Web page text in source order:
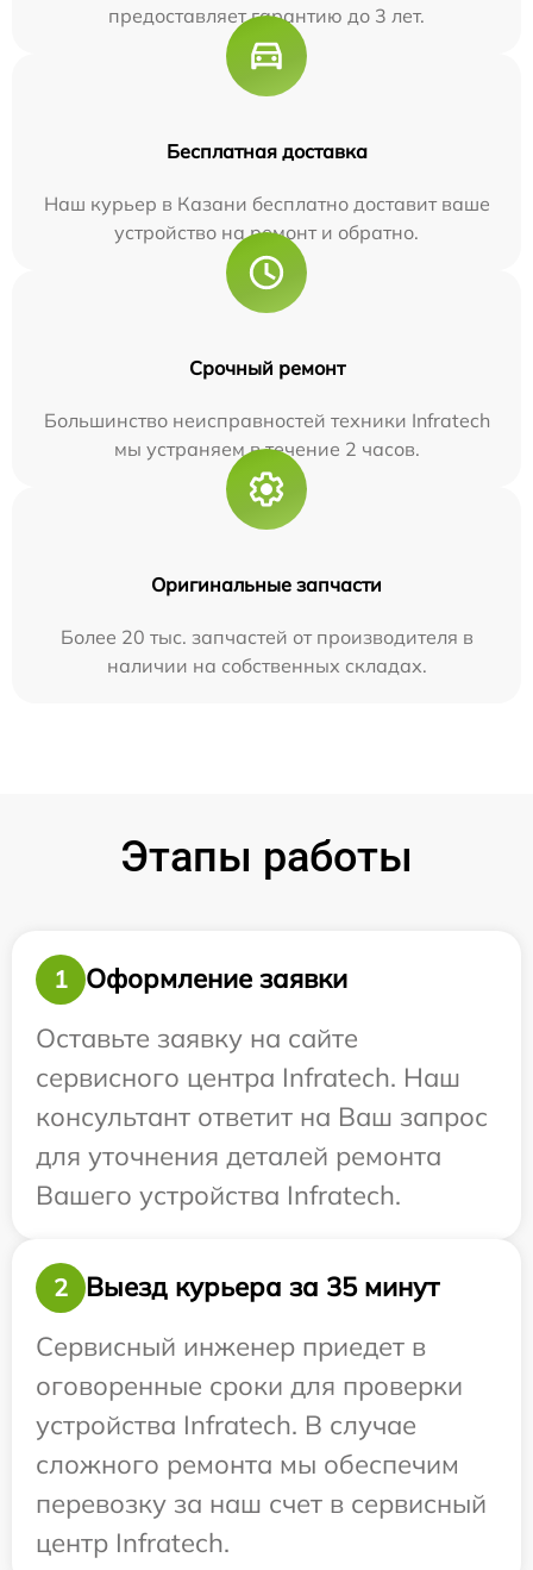
предоставляет гарантию до 3 лет.
Бесплатная доставка
Наш курьер в Казани бесплатно доставит ваше
устройство на ремонт и обратно.
Срочный ремонт
Большинство неисправностей техники Infratech
мы устраняем в течение 2 часов.
Оригинальные запчасти
Более 20 тыс. запчастей от производителя в
наличии на собственных складах.
Этапы работы
1
Оформление заявки
Оставьте заявку на сайте
сервисного центра Infratech. Наш
консультант ответит на Ваш запрос
для уточнения деталей ремонта
Вашего устройства Infratech.
2
Выезд курьера за 35 минут
Сервисный инженер приедет в
оговоренные сроки для проверки
устройства Infratech. В случае
сложного ремонта мы обеспечим
перевозку за наш счет в сервисный
центр Infratech.